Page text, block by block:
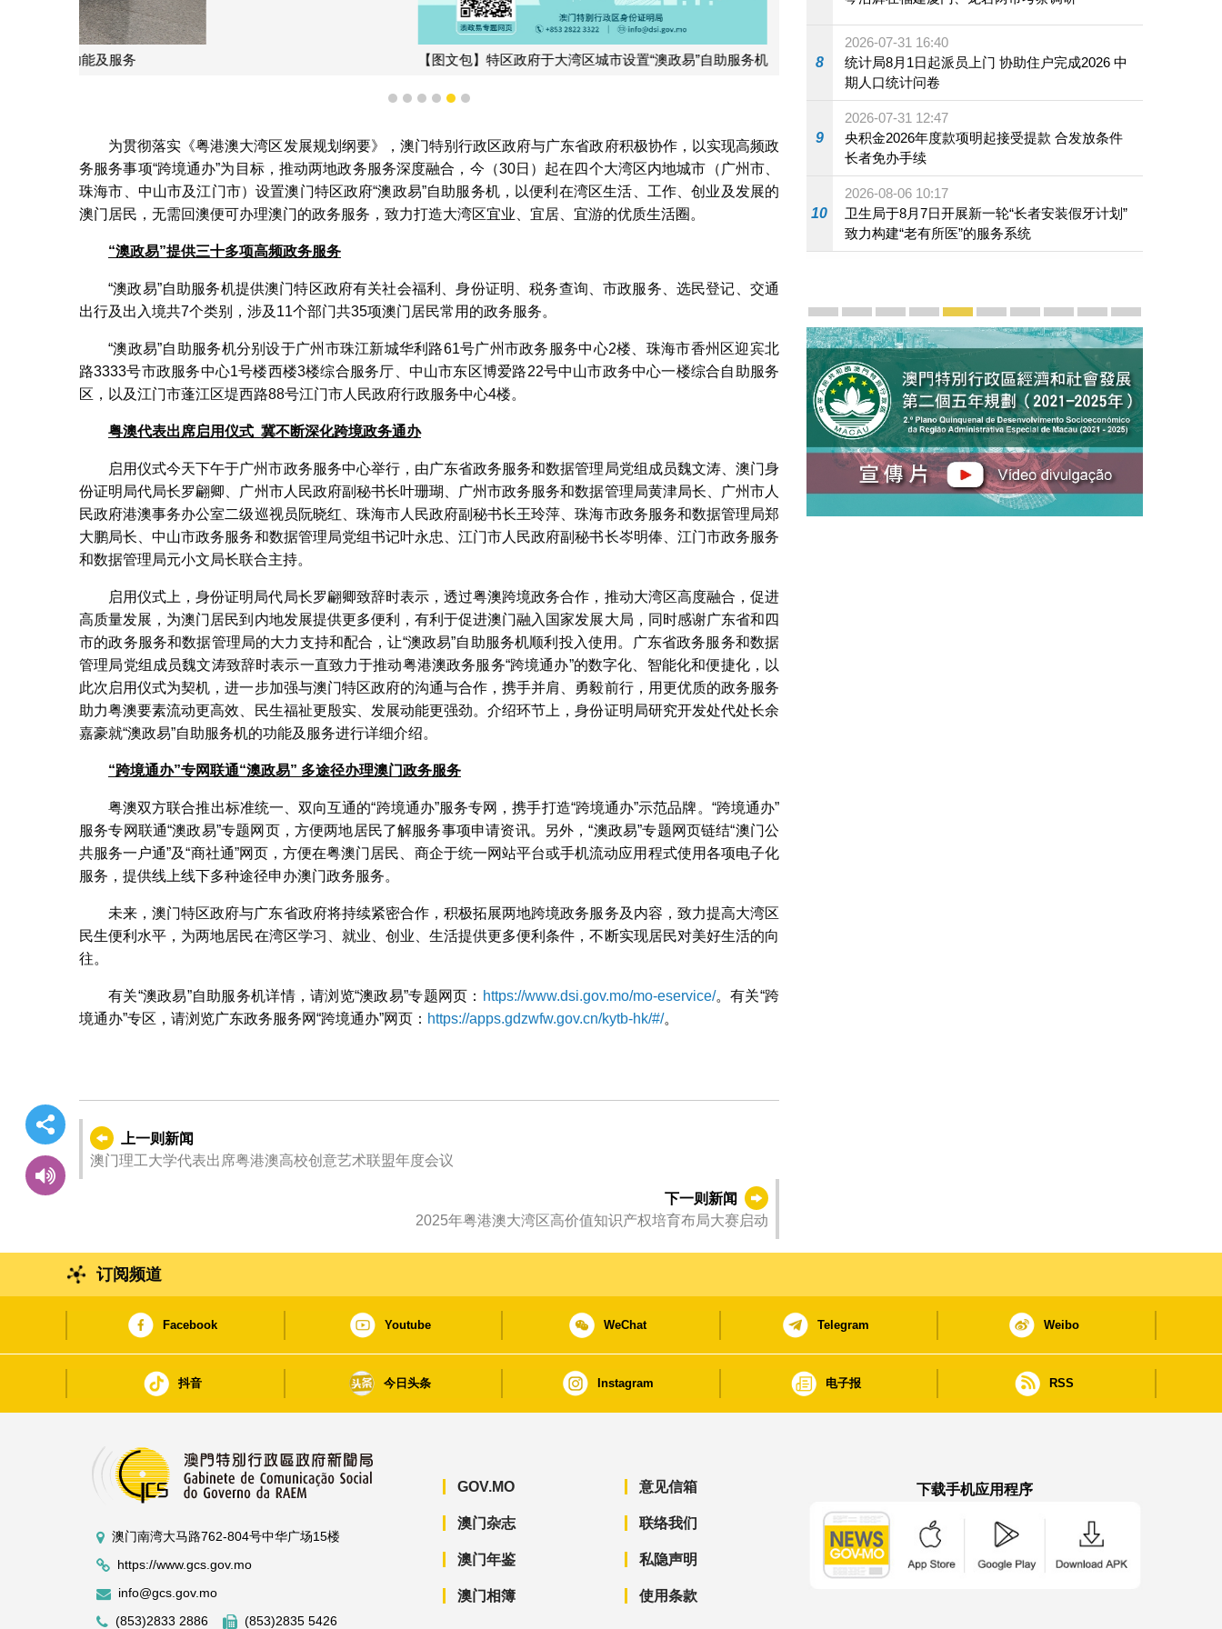
【图文包】特区政府于大湾区城市设置“澳政易”自助服务机
1 2 3 4 5 6
为贯彻落实《粤港澳大湾区发展规划纲要》，澳门特别行政区政府与广东省政府积极协作，以实现高频政
务服务事项“跨境通办”为目标，推动两地政务服务深度融合，今（30日）起在四个大湾区内地城市（广州市、
珠海市、中山市及江门市）设置澳门特区政府“澳政易”自助服务机，以便利在湾区生活、工作、创业及发展的
澳门居民，无需回澳便可办理澳门的政务服务，致力打造大湾区宜业、宜居、宜游的优质生活圈。
“澳政易”提供三十多项高频政务服务
“澳政易”自助服务机提供澳门特区政府有关社会福利、身份证明、税务查询、市政服务、选民登记、交通
出行及出入境共7个类别，涉及11个部门共35项澳门居民常用的政务服务。
“澳政易”自助服务机分别设于广州市珠江新城华利路61号广州市政务服务中心2楼、珠海市香州区迎宾北
路3333号市政服务中心1号楼西楼3楼综合服务厅、中山市东区博爱路22号中山市政务中心一楼综合自助服务
区，以及江门市蓬江区堤西路88号江门市人民政府行政服务中心4楼。
粤澳代表出席启用仪式 冀不断深化跨境政务通办
启用仪式今天下午于广州市政务服务中心举行，由广东省政务服务和数据管理局党组成员魏文涛、澳门身
份证明局代局长罗翩卿、广州市人民政府副秘书长叶珊瑚、广州市政务服务和数据管理局黄津局长、广州市人
民政府港澳事务办公室二级巡视员阮晓红、珠海市人民政府副秘书长王玲萍、珠海市政务服务和数据管理局郑
大鹏局长、中山市政务服务和数据管理局党组书记叶永忠、江门市人民政府副秘书长岑明俸、江门市政务服务
和数据管理局元小文局长联合主持。
启用仪式上，身份证明局代局长罗翩卿致辞时表示，透过粤澳跨境政务合作，推动大湾区高度融合，促进
高质量发展，为澳门居民到内地发展提供更多便利，有利于促进澳门融入国家发展大局，同时感谢广东省和四
市的政务服务和数据管理局的大力支持和配合，让“澳政易”自助服务机顺利投入使用。广东省政务服务和数据
管理局党组成员魏文涛致辞时表示一直致力于推动粤港澳政务服务“跨境通办”的数字化、智能化和便捷化，以
此次启用仪式为契机，进一步加强与澳门特区政府的沟通与合作，携手并肩、勇毅前行，用更优质的政务服务
助力粤澳要素流动更高效、民生福祉更殷实、发展动能更强劲。介绍环节上，身份证明局研究开发处代处长余
嘉豪就“澳政易”自助服务机的功能及服务进行详细介绍。
“跨境通办”专网联通“澳政易” 多途径办理澳门政务服务
粤澳双方联合推出标准统一、双向互通的“跨境通办”服务专网，携手打造“跨境通办”示范品牌。“跨境通办”
服务专网联通“澳政易”专题网页，方便两地居民了解服务事项申请资讯。另外，“澳政易”专题网页链结“澳门公
共服务一户通”及“商社通”网页，方便在粤澳门居民、商企于统一网站平台或手机流动应用程式使用各项电子化
服务，提供线上线下多种途径申办澳门政务服务。
未来，澳门特区政府与广东省政府将持续紧密合作，积极拓展两地跨境政务服务及内容，致力提高大湾区
民生便利水平，为两地居民在湾区学习、就业、创业、生活提供更多便利条件，不断实现居民对美好生活的向
往。
有关“澳政易”自助服务机详情，请浏览“澳政易”专题网页： https://www.dsi.gov.mo/mo-eservice/。有关“跨
境通办”专区，请浏览广东政务服务网“跨境通办”网页： https://apps.gdzwfw.gov.cn/kytb-hk/#/。
上一则新闻
澳门理工大学代表出席粤港澳高校创意艺术联盟年度会议
下一则新闻
2025年粤港澳大湾区高价值知识产权培育布局大赛启动
8
2026-07-31 16:40
统计局8月1日起派员上门 协助住户完成2026 中
期人口统计问卷
9
2026-07-31 12:47
央积金2026年度款项明起接受提款 合发放条件
长者免办手续
10
2026-08-06 10:17
卫生局于8月7日开展新一轮“长者安装假牙计划”
致力构建“老有所医”的服务系统
宣传及推广
赓续中葡传统友谊 续写“一国两制”新篇章 — 澳门“一国
澳门名片集
行政长官岑浩辉11月18日发表2026年施政报
施政特写澳门特别行政区经济和社会发展第
横琴粤澳深度合作区专题网站
施政小讲堂
走进澳门澳门相簿2020
《澳门微视
订阅频道
Facebook Youtube WeChat Telegram Weibo
抖音 今日头条 Instagram 电子报 RSS
澳门南湾大马路762-804号中华广场15楼
https://www.gcs.gov.mo
info@gcs.gov.mo
(853)2833 2886
(853)2835 5426
GOV.MO
澳门杂志
澳门年鉴
澳门相簿
意见信箱
联络我们
私隐声明
使用条款
下载手机应用程序